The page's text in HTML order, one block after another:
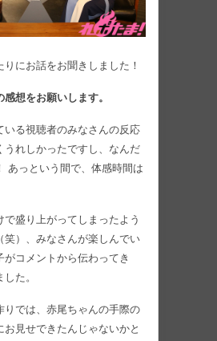
にお話をお聞きしました！
想をお願いします。
いる視聴者のみなさんの反応
うれしかったですし、なんだ
あっという間で、体感時間は
で盛り上がってしまったよう
笑）、みなさんが楽しんでい
がコメントから伝わってき
た。
りでは、赤尾ちゃんの手際の
お見せできたんじゃないかと